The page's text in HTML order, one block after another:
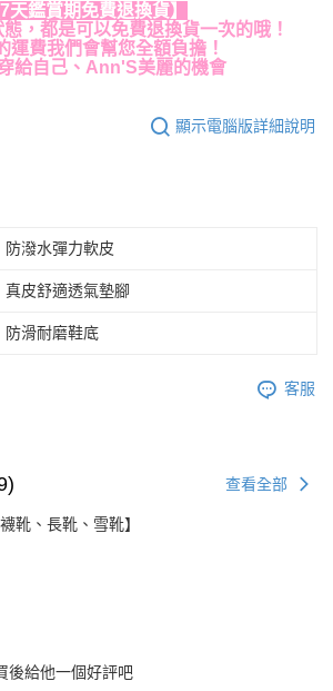
7天鑑賞期免費退換貨】
，都是可以免費退換貨一次的哦！
運費我們會幫您全額負擔！
給自己、Ann'S美麗的機會
顯示電腦版詳細說明
防潑水彈力軟皮
真皮舒適透氣墊腳
防滑耐磨鞋底
客服
查看全部
靴、長靴、雪靴】
後給他一個好評吧